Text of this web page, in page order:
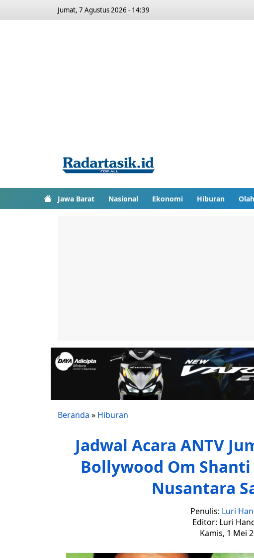
Jumat, 7 Agustus 2026 - 14:39
Jawa Barat Nasional Ekonomi Hiburan
Beranda » Hiburan
Jadwal Acara ANTV
Bollywood Om
Nusantara
Penulis: Luri
Editor: Luri
Kamis, 1 Mei